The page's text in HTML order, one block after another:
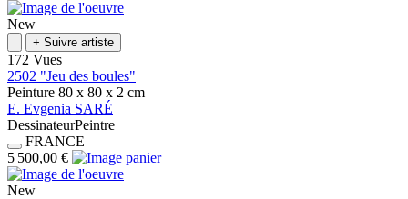
New
+ Suivre artiste
172 Vues
2502 "Jeu des boules"
Peinture 80 x 80 x 2 cm
E. Evgenia SARÉ
DessinateurPeintre
FRANCE
5 500,00 €
New